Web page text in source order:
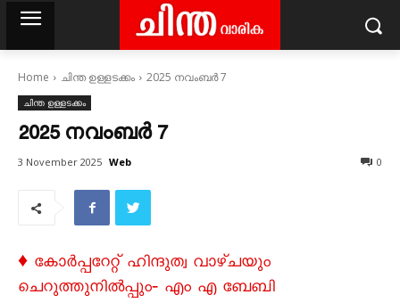
Home ചിന്ത ഉള്ളടക്കം 2025 നവംബർ 7
ചിന്ത ഉള്ളടക്കം
2025 നവംബർ 7
3 November 2025 Web 0
♦ കോർപ്പറേറ്റ് ഹിന്ദുത്വ വാഴ്ചയും
ചെറുത്തുനിൽപ്പും‐ എം എ ബേബി